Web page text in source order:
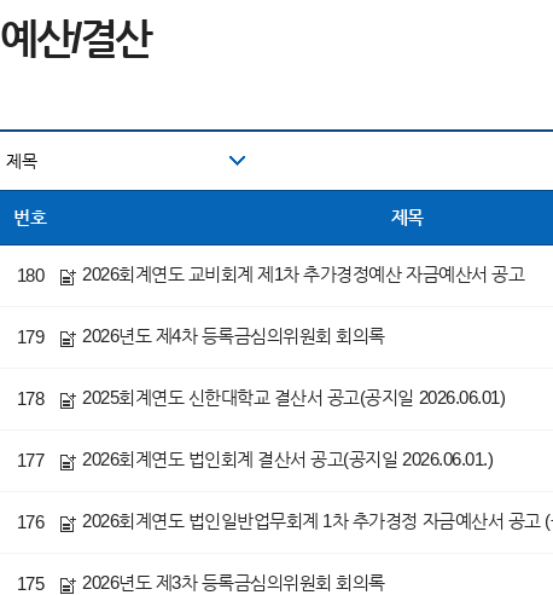
예산/결산
번호 제목
180 2026회계연도 교비회계 제1차 추가경정예산 자금예산서 공고
179 2026년도 제4차 등록금심의위원회 회의록
178 2025회계연도 신한대학교 결산서 공고(공지일 2026.06.01)
177 2026회계연도 법인회계 결산서 공고(공지일 2026.06.01.)
176 2026회계연도 법인일반업무회계 1차 추가경정 자금예산서 공고
175 2026년도 제3차 등록금심의위원회 회의록